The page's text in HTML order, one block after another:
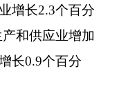
增长2.3个百分
和供应业增加
长0.9个百分